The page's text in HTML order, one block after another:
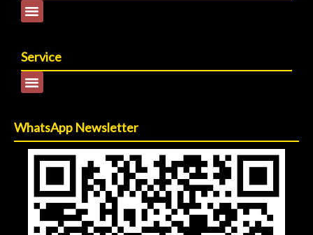
Service
WhatsApp Newsletter